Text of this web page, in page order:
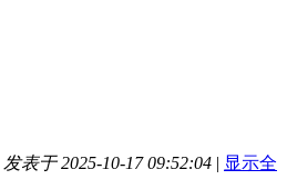
发表于 2025-10-17 09:52:04 | 显示全